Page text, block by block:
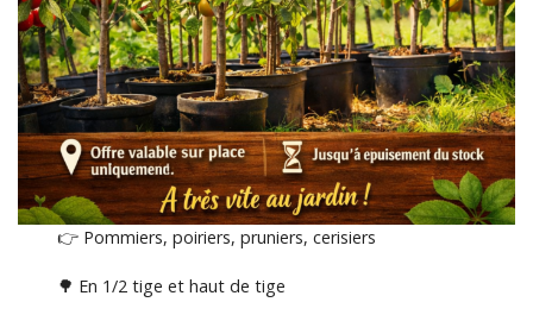
👉 Pommiers, poiriers, pruniers, cerisiers
🌳 En 1/2 tige et haut de tige